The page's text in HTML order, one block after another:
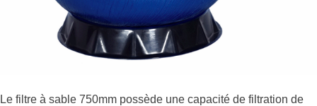
Le filtre à sable 750mm possède une capacité de filtration de